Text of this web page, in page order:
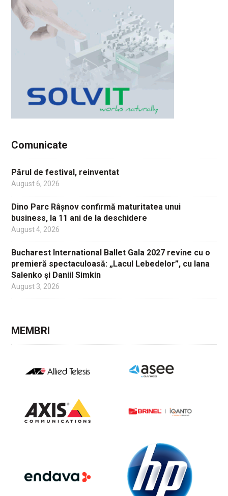
Comunicate
Părul de festival, reinventat
August 6, 2026
Dino Parc Râșnov confirmă maturitatea unui
business, la 11 ani de la deschidere
August 4, 2026
Bucharest International Ballet Gala 2027 revine cu o
premieră spectaculoasă: „Lacul Lebedelor”, cu Iana
Salenko și Daniil Simkin
August 3, 2026
MEMBRI